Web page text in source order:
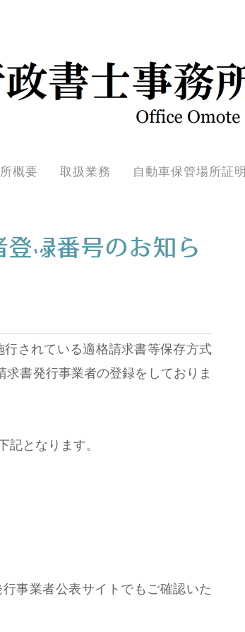
概要 取扱業務 自動車保管場所証明
録番号のお知ら
されている適格請求書等保存方式
書発行事業者の登録をしておりま
記となります。
事業者公表サイトでもご確認いた